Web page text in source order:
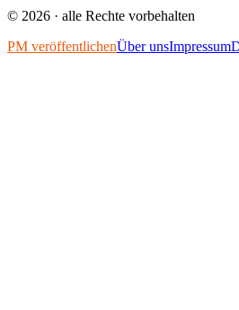
© 2026 · alle Rechte vorbehalten
PM veröffentlichenÜber unsImpressum